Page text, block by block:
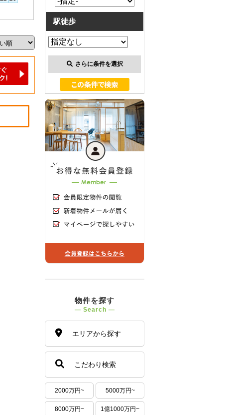
駅徒歩
さらに条件を選択
物件を探す
― Search ―
エリアから探す
こだわり検索
2000万円~ 5000万円~
8000万円~ 1億1000万円~